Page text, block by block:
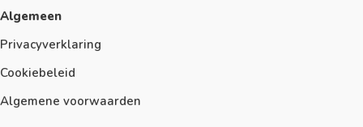
Algemeen
Privacyverklaring
Cookiebeleid
Algemene voorwaarden